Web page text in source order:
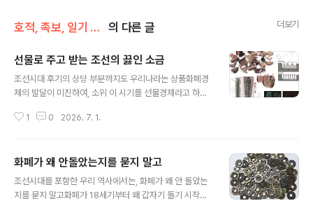
호적, 족보, 일기 이야기 (역사인구학) 의 다른 글 더보기
선물로 주고 받는 조선의 끓인 소금
조선시대 후기의 상당 부분까지도 우리나라는 상품화폐경
제의 발달이 미진하여, 소위 이 시기를 선물경제라고 하는
라는 것은 결국 물물교환을 폼나게 이른 것이니, 사족들도
리 대부분 생필품 위주로 귀한 것을 선물로 주는 일이 오히
려 드물었다. 이 선물 중에 소금이 있는 바, 사족들이 소금
을 직접 만들었을 리도 없으니대부분 바닷가에서 만들어진
1 0 2026. 7. 1.
화폐가 왜 안돌았는지를 묻지 말고
조선시대를 포함한 우리 역사에서는, 화폐가 왜 안 돌았는
지를 묻지 말고화폐가 18세기부터 왜 갑자기 돌기 시작했